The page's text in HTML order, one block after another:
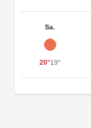
Sa.
20°19°